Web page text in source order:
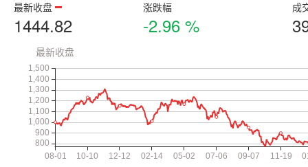
最新收盘
1444.82
涨跌幅
-2.96 %
成